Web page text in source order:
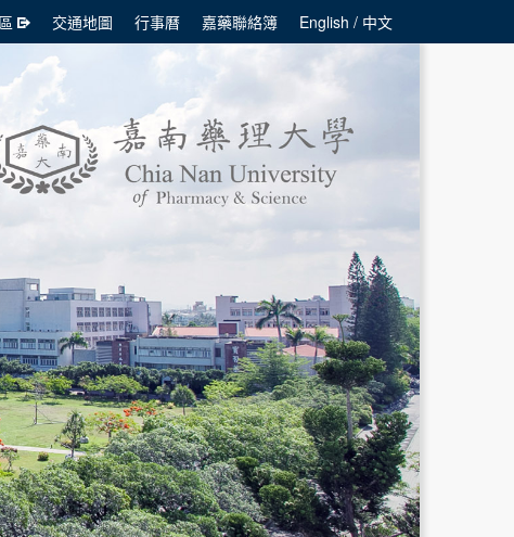
交通地圖 行事曆 嘉藥聯絡簿 English / 中文